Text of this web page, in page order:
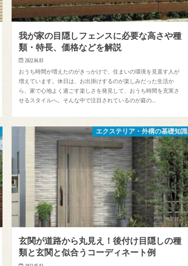
我が家の目隠しフェンスに必要な高さや種
類・特長、価格などを解説
2022.06.03
おうち時間が増えたのがきっかけで、住まいの環境を見直す人が
増えています。休日は、お出掛けするのが楽しみだった生活か
ら、家で心地よく過ごす楽しさを発見して、おうち時間を充実さ
せるスタイルへ。そんな中で注目されているのが庭の…
エクステリア・外構の基礎知識
玄関が道路から丸見え！後付け目隠しの種
類と玄関と似合うコーディネート例